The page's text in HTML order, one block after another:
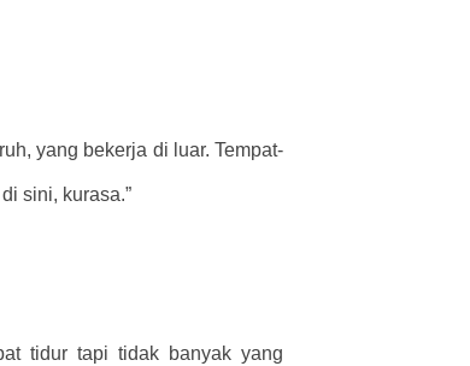
yang bekerja di luar. Tempat-
sini, kurasa.”
tidur tapi tidak banyak yang